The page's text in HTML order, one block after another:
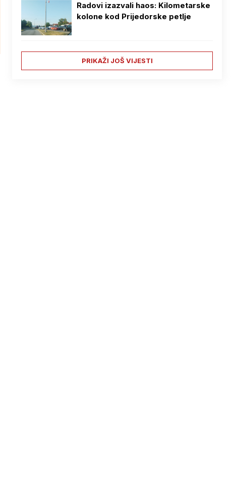
Radovi izazvali haos: Kilometarske
kolone kod Prijedorske petlje
PRIKAŽI JOŠ VIJESTI